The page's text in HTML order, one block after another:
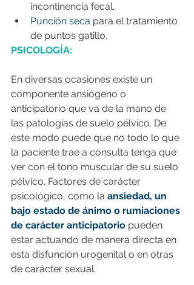
incontinencia fecal.
Punción seca para el tratamiento
de puntos gatillo.
PSICOLOGÍA:
En diversas ocasiones existe un
componente ansiógeno o
anticipatorio que va de la mano de
las patologías de suelo pélvico. De
este modo puede que no todo lo que
la paciente trae a consulta tenga que
ver con el tono muscular de su suelo
pélvico. Factores de carácter
psicológico, como la ansiedad, un
bajo estado de ánimo o rumiaciones
de carácter anticipatorio pueden
estar actuando de manera directa en
esta disfunción urogenital o en otras
de carácter sexual.